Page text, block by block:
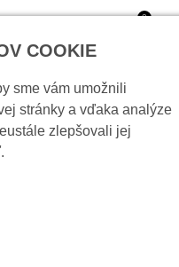
0
Video-Intercom
COOKIE
sme vám umožnili
stránky a vďaka analýze
zlepšovali jej